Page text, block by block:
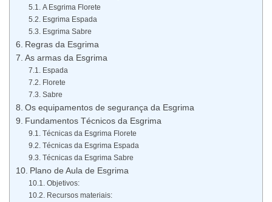
A Esgrima Florete
Esgrima Espada
Esgrima Sabre
Regras da Esgrima
As armas da Esgrima
Espada
Florete
Sabre
Os equipamentos de segurança da Esgrima
Fundamentos Técnicos da Esgrima
Técnicas da Esgrima Florete
Técnicas da Esgrima Espada
Técnicas da Esgrima Sabre
Plano de Aula de Esgrima
Objetivos:
Recursos materiais: